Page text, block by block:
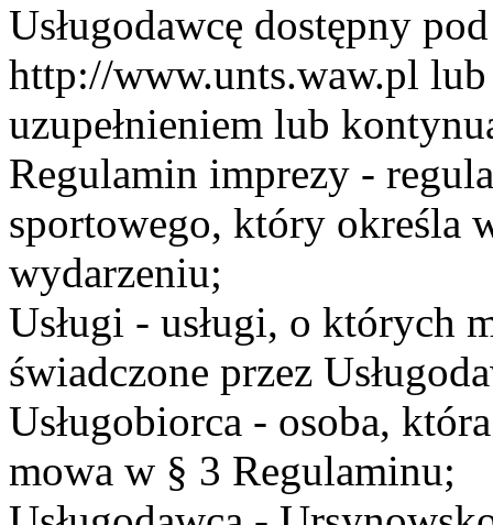
Usługodawcę dostępny
http://www.unts.waw.pl lub
uzupełnieniem lub
Regulamin imprezy -
sportowego, który określa
wydarzeniu;
Usługi - usługi, o których
świadczone przez
Usługobiorca - osoba,
mowa w § 3 Regulaminu;